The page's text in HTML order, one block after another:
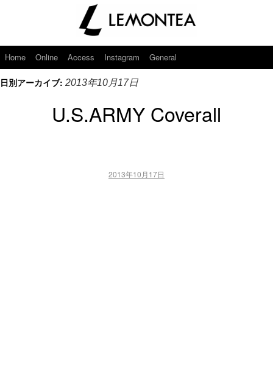
Home Online Access Instagram General
日別アーカイブ: 2013年10月17日
U.S.ARMY Coverall
2013年10月17日